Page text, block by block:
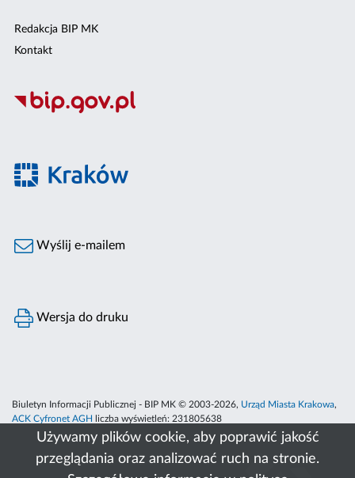
Używamy plików cookie, aby poprawić jakość
przeglądania oraz analizować ruch na stronie.
Redakcja BIP MK
Kontakt
Wyślij e-mailem
Wersja do druku
Biuletyn Informacji Publicznej - BIP MK © 2003-2026, Urząd Miasta Krakowa,
ACK Cyfronet AGH
liczba wyświetleń: 231805638